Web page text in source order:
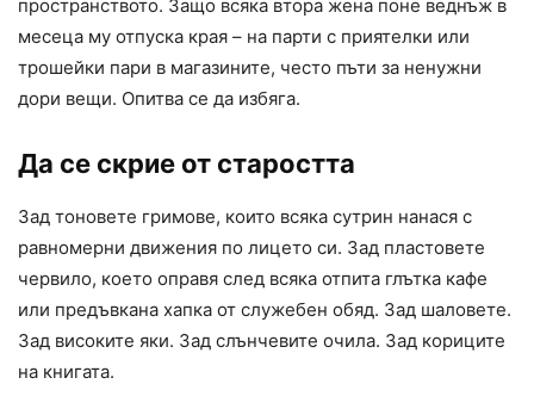
пространството. Защо всяка втора жена поне веднъж в
месеца му отпуска края – на парти с приятелки или
трошейки пари в магазините, често пъти за ненужни
дори вещи. Опитва се да избяга.
Да се скрие от старостта
Зад тоновете гримове, които всяка сутрин нанася с
равномерни движения по лицето си. Зад пластовете
червило, което оправя след всяка отпита глътка кафе
или предъвкана хапка от служебен обяд. Зад шаловете.
Зад високите яки. Зад слънчевите очила. Зад кориците
на книгата.